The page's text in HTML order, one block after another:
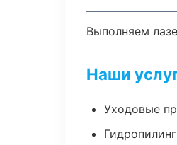
Выполняем
Наши
Уходовые